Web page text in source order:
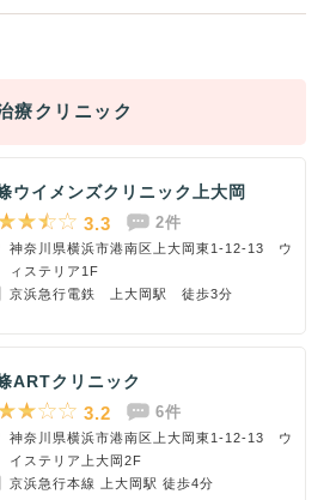
療クリニック
ウイメンズクリニック上大岡
3.3 2件
神奈川県横浜市港南区上大岡東1-12-13 ウ
ィステリア1F
京浜急行電鉄 上大岡駅 徒歩3分
ARTクリニック
3.2 6件
神奈川県横浜市港南区上大岡東1-12-13 ウ
イステリア上大岡2F
京浜急行本線 上大岡駅 徒歩4分